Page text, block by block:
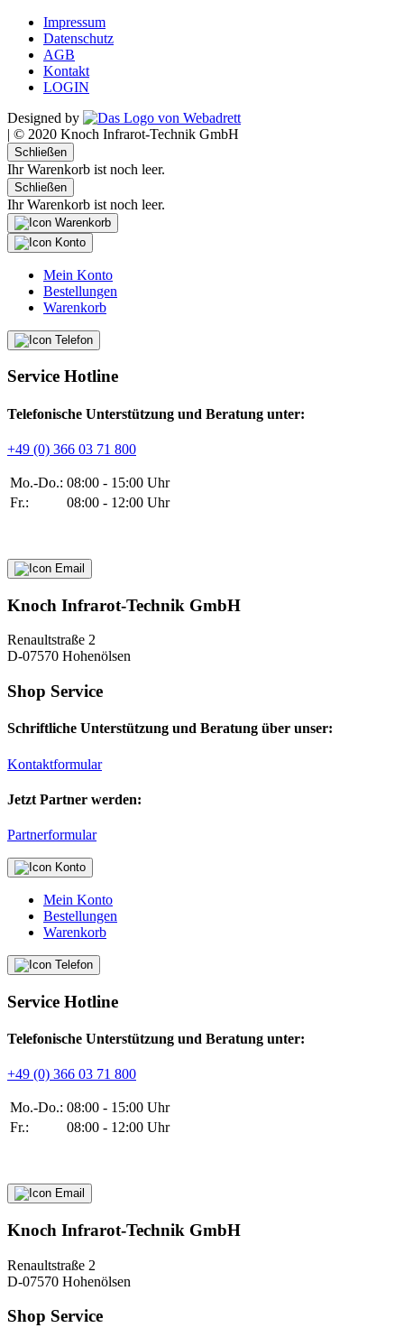
Impressum
Datenschutz
AGB
Kontakt
LOGIN
Designed by
| © 2020 Knoch Infrarot-Technik GmbH
Schließen
Ihr Warenkorb ist noch leer.
Schließen
Ihr Warenkorb ist noch leer.
Mein Konto
Bestellungen
Warenkorb
Service Hotline
Telefonische Unterstützung und Beratung unter:
+49 (0) 366 03 71 800
Mo.-Do.: 08:00 - 15:00 Uhr
Fr.:
08:00 - 12:00 Uhr
Knoch Infrarot-Technik GmbH
Renaultstraße 2
D-07570 Hohenölsen
Shop Service
Schriftliche Unterstützung und Beratung über unser:
Kontaktformular
Jetzt Partner werden:
Partnerformular
Mein Konto
Bestellungen
Warenkorb
Service Hotline
Telefonische Unterstützung und Beratung unter:
+49 (0) 366 03 71 800
Mo.-Do.: 08:00 - 15:00 Uhr
Fr.:
08:00 - 12:00 Uhr
Knoch Infrarot-Technik GmbH
Renaultstraße 2
D-07570 Hohenölsen
Shop Service